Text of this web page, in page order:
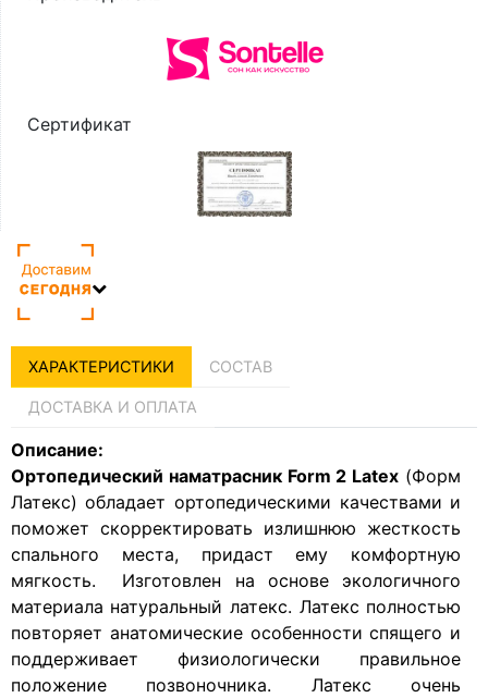
Сертификат
ХАРАКТЕРИСТИКИ СОСТАВ
ДОСТАВКА И ОПЛАТА
Описание:
Ортопедический наматрасник Form 2 Latex (Форм
Латекс) обладает ортопедическими качествами и
поможет скорректировать излишнюю жесткость
спального места, придаст ему комфортную
мягкость. Изготовлен на основе экологичного
материала натуральный латекс. Латекс полностью
повторяет анатомические особенности спящего и
поддерживает физиологически правильное
положение позвоночника. Латекс очень